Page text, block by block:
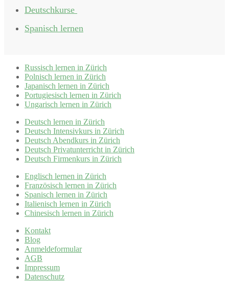
Deutschkurse
Spanisch lernen
Russisch lernen in Zürich
Polnisch lernen in Zürich
Japanisch lernen in Zürich
Portugiesisch lernen in Zürich
Ungarisch lernen in Zürich
Deutsch lernen in Zürich
Deutsch Intensivkurs in Zürich
Deutsch Abendkurs in Zürich
Deutsch Privatunterricht in Zürich
Deutsch Firmenkurs in Zürich
Englisch lernen in Zürich
Französisch lernen in Zürich
Spanisch lernen in Zürich
Italienisch lernen in Zürich
Chinesisch lernen in Zürich
Kontakt
Blog
Anmeldeformular
AGB
Impressum
Datenschutz